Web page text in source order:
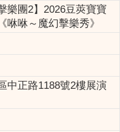
樂團2】2026豆莢寶寶
咻咻～魔幻擊樂秀》
中正路1188號2樓展演